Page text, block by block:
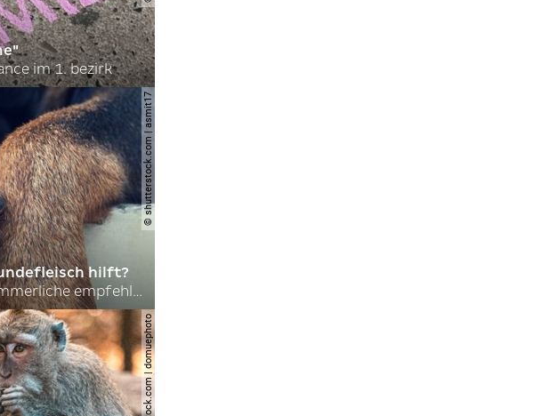
im 1. bezirk
© shutterstock.com | asmit17
hilft?
nordkoreas sommerliche empfehlungen